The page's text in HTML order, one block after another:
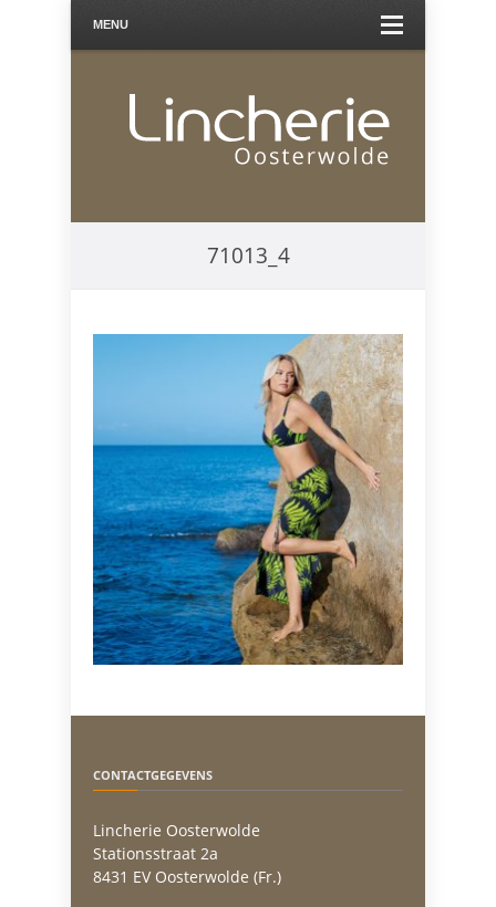
MENU
71013_4
CONTACTGEGEVENS
Lincherie Oosterwolde
Stationsstraat 2a
8431 EV Oosterwolde (Fr.)